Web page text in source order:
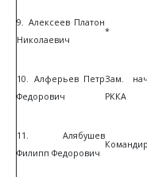
9. Алексеев Платон
Николаевич
*
10. Алферьев Петр
Федорович
Зам.
РККА
11. Алябушев
Филипп Федорович